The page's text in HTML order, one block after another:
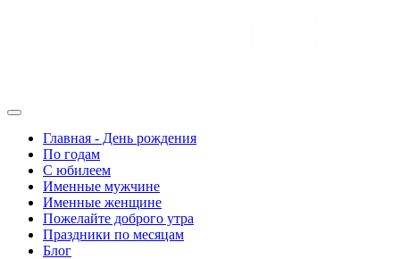
Главная - День рождения
По годам
С юбилеем
Именные мужчине
Именные женщине
Пожелайте доброго утра
Праздники по месяцам
Блог